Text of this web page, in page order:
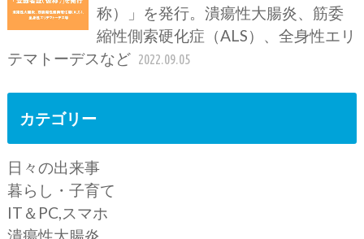
称）」を発行。潰瘍性大腸炎、筋委
縮性側索硬化症（ALS）、全身性エリ
テマトーデスなど 2022.09.05
カテゴリー
日々の出来事
暮らし・子育て
IT＆PC,スマホ
潰瘍性大腸炎